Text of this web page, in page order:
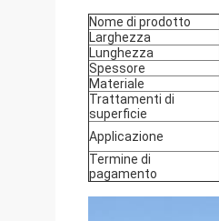
Nome di prodotto
Larghezza
Lunghezza
Spessore
Materiale
Trattamenti di
superficie
Applicazione
Termine di
pagamento